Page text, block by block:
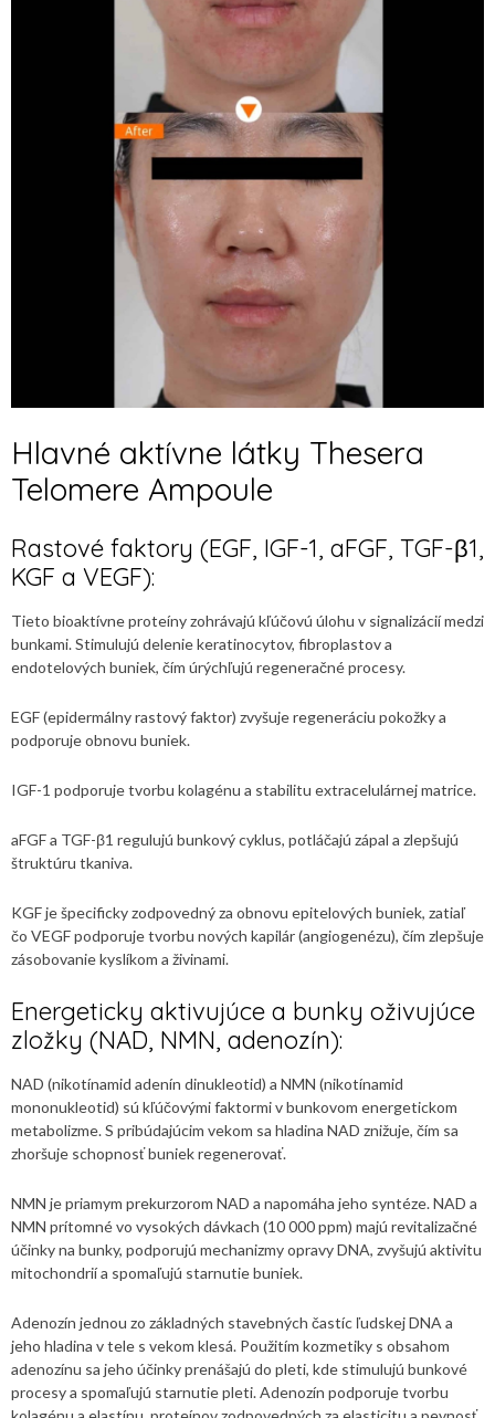
Hlavné aktívne látky Thesera
Telomere Ampoule
Rastové faktory (EGF, IGF-1, aFGF, TGF-β1,
KGF a VEGF):
Tieto bioaktívne proteíny zohrávajú kľúčovú úlohu v signalizácií medzi
bunkami. Stimulujú delenie keratinocytov, fibroplastov a
endotelových buniek, čím úrýchľujú regeneračné procesy.
EGF (epidermálny rastový faktor) zvyšuje regeneráciu pokožky a
podporuje obnovu buniek.
IGF-1 podporuje tvorbu kolagénu a stabilitu extracelulárnej matrice.
aFGF a TGF-β1 regulujú bunkový cyklus, potláčajú zápal a zlepšujú
štruktúru tkaniva.
KGF je špecificky zodpovedný za obnovu epitelových buniek, zatiaľ
čo VEGF podporuje tvorbu nových kapilár (angiogenézu), čím zlepšuje
zásobovanie kyslíkom a živinami.
Energeticky aktivujúce a bunky oživujúce
zložky (NAD, NMN, adenozín):
NAD (nikotínamid adenín dinukleotid) a NMN (nikotínamid
mononukleotid) sú kľúčovými faktormi v bunkovom energetickom
metabolizme. S pribúdajúcim vekom sa hladina NAD znižuje, čím sa
zhoršuje schopnosť buniek regenerovať.
NMN je priamym prekurzorom NAD a napomáha jeho syntéze. NAD a
NMN prítomné vo vysokých dávkach (10 000 ppm) majú revitalizačné
účinky na bunky, podporujú mechanizmy opravy DNA, zvyšujú aktivitu
mitochondrií a spomaľujú starnutie buniek.
Adenozín jednou zo základných stavebných častíc ľudskej DNA a
jeho hladina v tele s vekom klesá. Použitím kozmetiky s obsahom
adenozínu sa jeho účinky prenášajú do pleti, kde stimulujú bunkové
procesy a spomaľujú starnutie pleti. Adenozín podporuje tvorbu